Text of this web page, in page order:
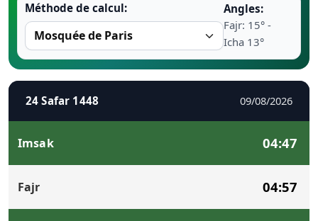
Ramadan
Comment
Méthode de calcul:
Angles:
Fajr: 15° -
Icha 13°
24 Safar 1448 09/08/2026
Imsak 04:47
Fajr 04:57